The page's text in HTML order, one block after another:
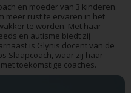
en moeder van 3 kinderen.
meer rust te ervaren in het
te worden. Met haar
en autisme biedt zij
is Glynis docent van de
Slaapcoach, waar zij haar
toekomstige coaches.